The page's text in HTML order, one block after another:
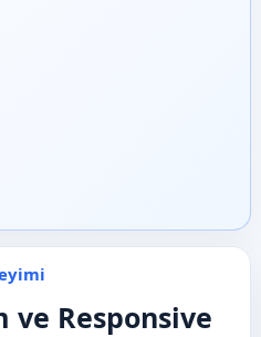
ve Responsive